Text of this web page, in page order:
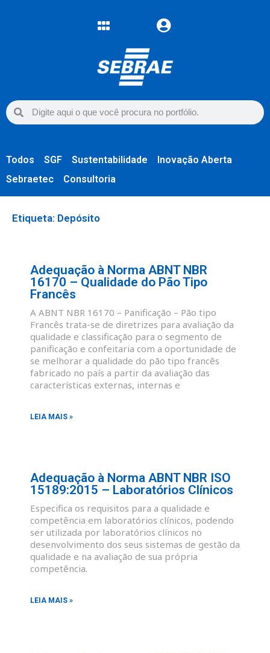
Todos SGF Sustentabilidade
Inovação Aberta
Sebraetec
Consultoria
Etiqueta: Depósito
Adequação à Norma ABNT NBR
16170 – Qualidade do Pão Tipo
Francês
A ABNT NBR 16170 – Panificação – Pão tipo
Francês trata-se de diretrizes para avaliação da
qualidade e classificação para o segmento de
panificação e confeitaria com a oportunidade de
se melhorar a qualidade do pão tipo francês
fabricado no país a partir da avaliação das
características externas, internas e
LEIA MAIS »
Adequação à Norma ABNT NBR ISO
15189:2015 – Laboratórios Clínicos
Especifica os requisitos para a qualidade e
competência em laboratórios clínicos, podendo
ser utilizada por laboratórios clínicos no
desenvolvimento dos seus sistemas de gestão da
qualidade e na avaliação de sua própria
competência.
LEIA MAIS »